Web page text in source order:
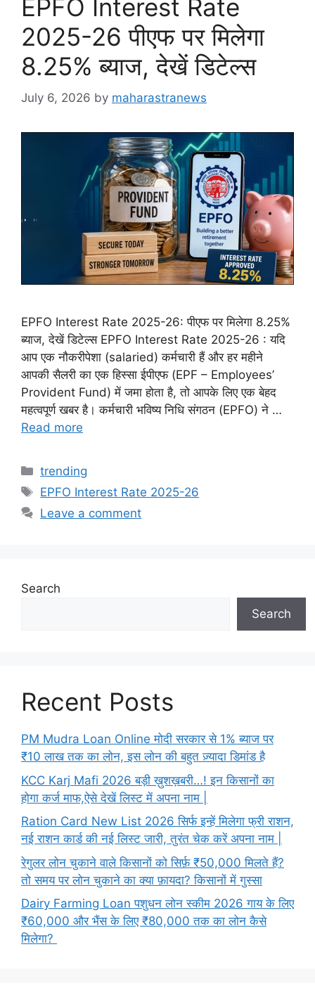
EPFO Interest Rate
2025-26 पीएफ पर मिलेगा
8.25% ब्याज, देखें डिटेल्स
July 6, 2026 by maharastranews
EPFO Interest Rate 2025-26: पीएफ पर मिलेगा 8.25%
ब्याज, देखें डिटेल्स EPFO Interest Rate 2025-26 : यदि
आप एक नौकरीपेशा (salaried) कर्मचारी हैं और हर महीने
आपकी सैलरी का एक हिस्सा ईपीएफ (EPF – Employees’
Provident Fund) में जमा होता है, तो आपके लिए एक बेहद
महत्वपूर्ण खबर है। कर्मचारी भविष्य निधि संगठन (EPFO) ने …
Read more
Categories
trending
Tags
EPFO Interest Rate 2025-26
Leave a comment
Search
Search
Recent Posts
PM Mudra Loan Online मोदी सरकार से 1% ब्याज पर
₹10 लाख तक का लोन, इस लोन की बहुत ज़्यादा डिमांड है
KCC Karj Mafi 2026 बड़ी ख़ुशख़बरी…! इन किसानों का
होगा कर्ज माफ,ऐसे देखें लिस्ट में अपना नाम |
Ration Card New List 2026 सिर्फ इन्हें मिलेगा फ्री राशन,
नई राशन कार्ड की नई लिस्ट जारी, तुरंत चेक करें अपना नाम |
रेगुलर लोन चुकाने वाले किसानों को सिर्फ़ ₹50,000 मिलते हैं?
तो समय पर लोन चुकाने का क्या फ़ायदा? किसानों में गुस्सा
Dairy Farming Loan पशुधन लोन स्कीम 2026 गाय के लिए
₹60,000 और भैंस के लिए ₹80,000 तक का लोन कैसे
मिलेगा?